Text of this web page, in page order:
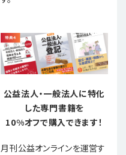
公益法人・一般法人に特化
した専門書籍を
10%オフで購入できます！
月刊公益オンラインを運営す